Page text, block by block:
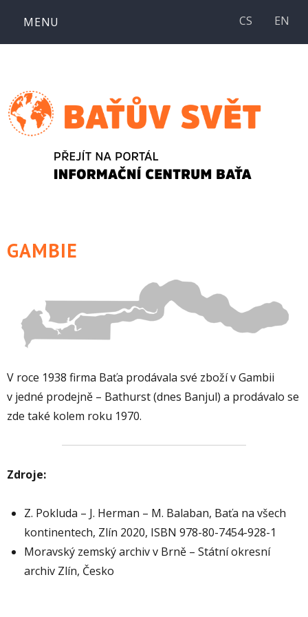
obsahu
MENU CS EN
GAMBIE
V roce 1938 firma Baťa prodávala své zboží v Gambii
v jedné prodejně – Bathurst (dnes Banjul) a prodávalo se
zde také kolem roku 1970.
Zdroje:
Z. Pokluda – J. Herman – M. Balaban, Baťa na všech
kontinentech, Zlín 2020, ISBN 978-80-7454-928-1
Moravský zemský archiv v Brně – Státní okresní
archiv Zlín, Česko